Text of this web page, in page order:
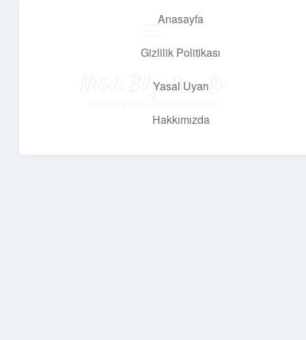
Anasayfa
Gizlilik Politikası
Yasal Uyarı
Hakkımızda
Neşeli Bilgi Durağı